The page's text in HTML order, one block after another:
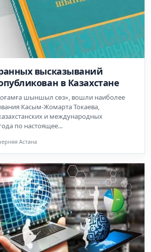
высказываний
в Казахстане
қоғамға шыншыл сөз», вошли наиболее
Касым-Жомарта Токаева,
и международных
по настоящее...
Астана